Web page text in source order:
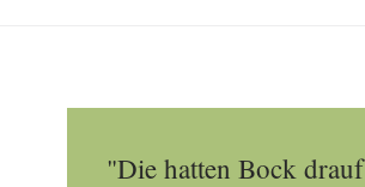
"Die hatten Bock drauf